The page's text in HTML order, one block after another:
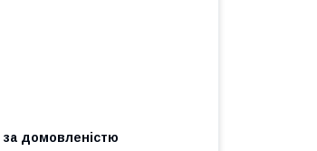
за домовленістю